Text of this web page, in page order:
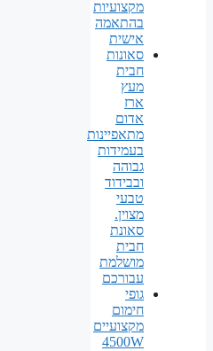
מקצועיות
בהתאמה
אישית
סאונות
חבית
מעץ
ארז
אדום
מתאפיינות
בעמידות
גבוהה
ובבידוד
טבעי
מצוין.
סאונת
חבית
מושלמת
עבורכם
גופי
חימום
מקצועיים
4500W